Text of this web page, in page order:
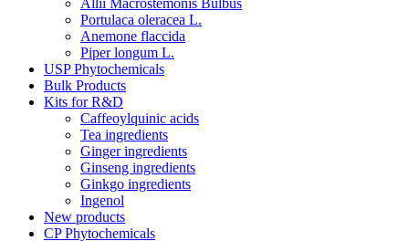
Allii Macrostemonis Bulbus
Portulaca oleracea L.
Anemone flaccida
Piper longum L.
USP Phytochemicals
Bulk Products
Kits for R&D
Caffeoylquinic acids
Tea ingredients
Ginger ingredients
Ginseng ingredients
Ginkgo ingredients
Ingenol
New products
CP Phytochemicals